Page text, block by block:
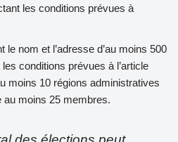
les conditions prévues à
le nom et l’adresse d’au moins 500
conditions prévues à l’article
moins 10 régions administratives
moins 25 membres.